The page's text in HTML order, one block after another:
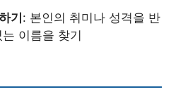
기: 본인의 취미나 성격을 반
이름을 찾기